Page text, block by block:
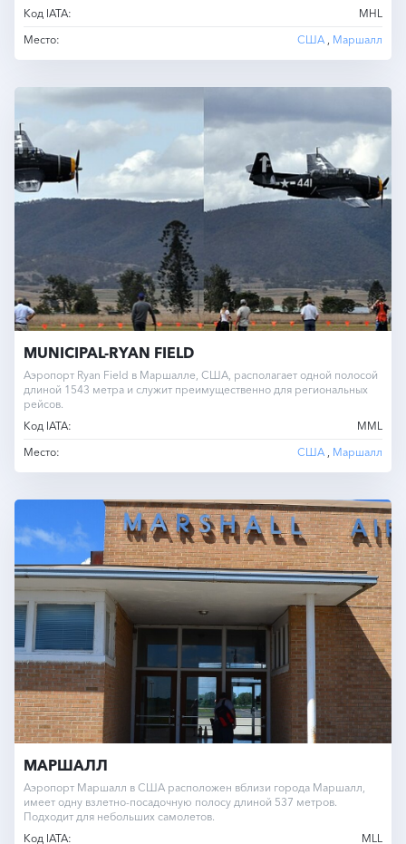
Код IATA:
MHL
Место:
США , Маршалл
MUNICIPAL-RYAN FIELD
Аэропорт Ryan Field в Маршалле, США, располагает одной полосой
длиной 1543 метра и служит преимущественно для региональных
рейсов.
Код IATA:
MML
Место:
США Маршалл
МАРШАЛЛ
Аэропорт Маршалл в США расположен вблизи города Маршалл,
имеет одну взлетно-посадочную полосу длиной 537 метров.
Подходит для небольших самолетов.
Код IATA:
MLL